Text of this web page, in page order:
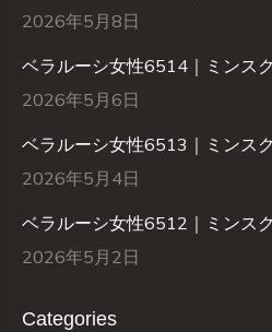
2026年5月8日
ベラルーシ女性6514｜ミンス
2026年5月6日
ベラルーシ女性6513｜ミンス
2026年5月4日
ベラルーシ女性6512｜ミンス
2026年5月2日
Categories